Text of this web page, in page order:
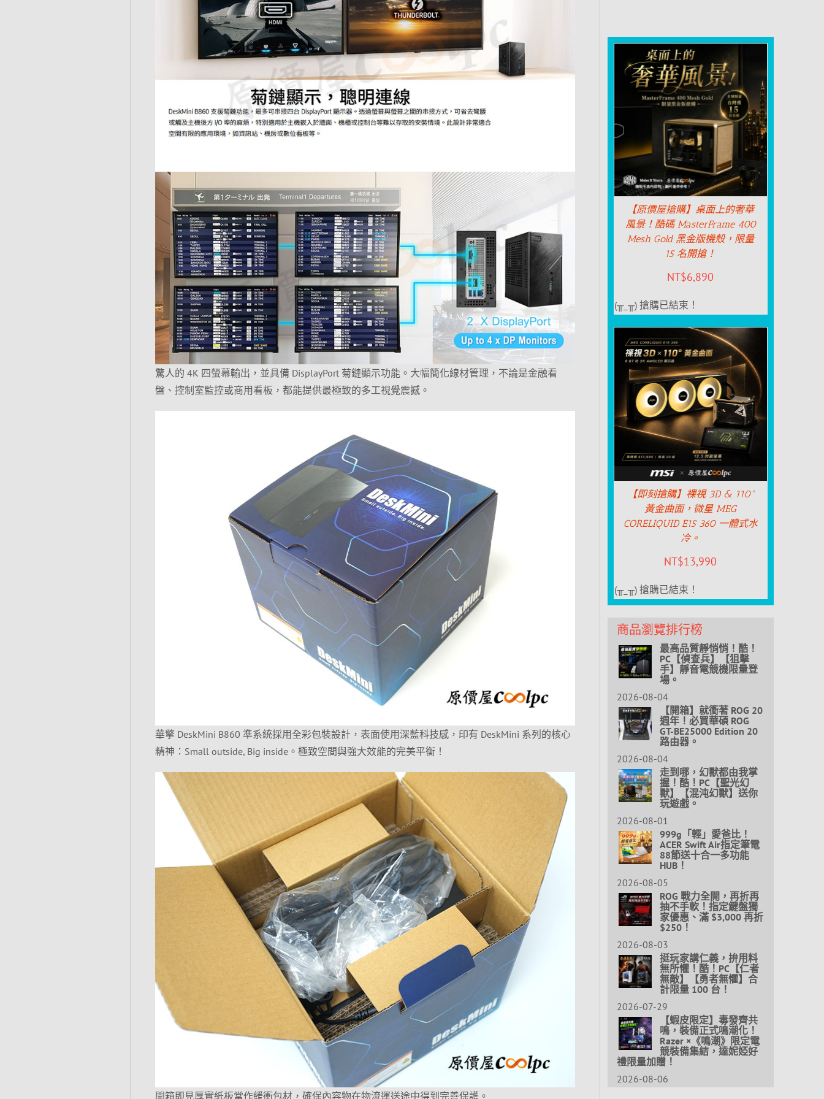
驚人的 4K 四螢幕輸出，並具備 DisplayPort 菊鏈顯示功能。大幅簡化線材管理，不論是金融看
盤、控制室監控或商用看板，都能提供最極致的多工視覺震撼。
華擎 DeskMini B860 準系統採用全彩包裝設計，表面使用深藍科技感，印有 DeskMini 系列的核心
精神：Small outside, Big inside。極致空間與強大效能的完美平衡！
開箱即見厚實紙板當作緩衝包材，確保內容物在物流運送途中得到完善保護。
【原價屋搶購】桌面上的奢華
風景！酷碼 MasterFrame 400
Mesh Gold 黑金版機殼，限量
15 名開搶！
NT$6,890
(╥_╥) 搶購已結束！
【即刻搶購】裸視 3D & 110°
黃金曲面，微星 MEG
CORELIQUID E15 360 一體式水
冷。
NT$13,990
(╥_╥) 搶購已結束！
商品瀏覽排行榜
最高品質靜悄悄！酷！
PC【偵查兵】【狙擊
手】靜音電競機限量登
場。
2026-08-04
【開箱】就衝著 ROG 20
週年！必買華碩 ROG
GT-BE25000 Edition 20
路由器。
2026-08-04
走到哪，幻獸都由我掌
握！酷！PC【聖光幻
獸】【混沌幻獸】送你
玩遊戲。
2026-08-01
999g「輕」愛爸比！
ACER Swift Air指定筆電
88節送十合一多功能
HUB！
2026-08-05
ROG 戰力全開，再折再
抽不手軟！指定鍵盤獨
家優惠、滿 $3,000 再折
$250！
2026-08-03
挺玩家講仁義，拚用料
無所懼！酷！PC【仁者
無敵】【勇者無懼】合
計限量 100 台！
2026-07-29
【蝦皮限定】毒發齊共
鳴，裝備正式鳴潮化！
Razer ×《鳴潮》限定電
競裝備集結，達妮婭好
禮限量加贈！
2026-08-06